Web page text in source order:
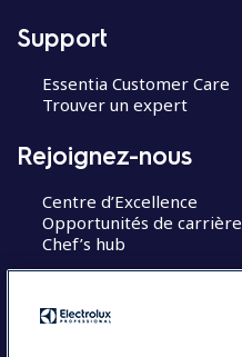
Support
Essentia Customer Care
Trouver un expert
Rejoignez-nous
Centre d’Excellence
Opportunités de carrière
Chef’s hub